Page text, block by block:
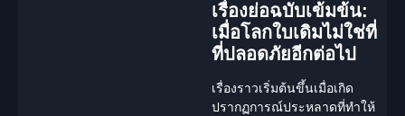
เรื่องย่อฉบับเข้มข้น:
เมื่อโลกใบเดิมไม่ใช่ที่
ที่ปลอดภัยอีกต่อไป
เรื่องราวเริ่มต้นขึ้นเมื่อเกิด
ปรากฏการณ์ประหลาดที่ทำให้